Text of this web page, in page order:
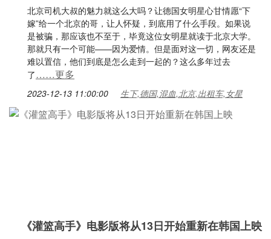
北京司机大叔的魅力就这么大吗？让德国女明星心甘情愿“下
嫁”给一个北京的哥，让人怀疑，到底用了什么手段。如果说
是被骗，那应该也不至于，毕竟这位女明星就读于北京大学。
那就只有一个可能——因为爱情。但是面对这一切，网友还是
难以置信，他们到底是怎么走到一起的？这么多年过去
了……更多
2023-12-13 11:00:00 生下,德国,混血,北京,出租车,女星
《灌篮高手》电影版将从13日开始重新在韩国上映